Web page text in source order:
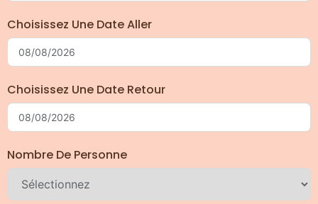
Choisissez Une Date Aller
Choisissez Une Date Retour
Nombre De Personne